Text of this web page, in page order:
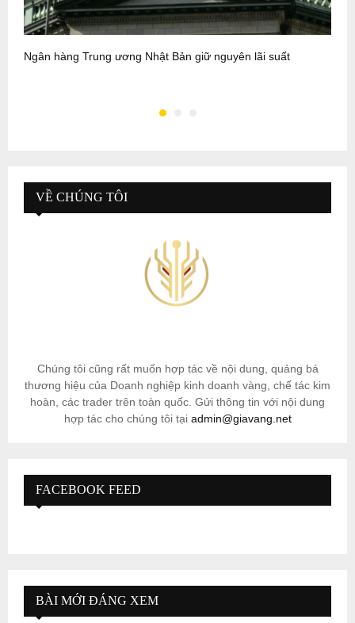
Ngân hàng Trung ương Nhật Bản giữ nguyên lãi suất
VỀ CHÚNG TÔI
Chúng tôi cũng rất muốn hợp tác về nội dung, quảng bá
thương hiệu của Doanh nghiệp kinh doanh vàng, chế tác kim
hoàn, các trader trên toàn quốc. Gửi thông tin với nội dung
hợp tác cho chúng tôi tại admin@giavang.net
FACEBOOK FEED
BÀI MỚI ĐÁNG XEM